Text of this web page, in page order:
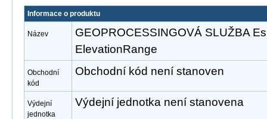
Informace o produktu
Název
GEOPROCESSINGOVÁ SLUŽBA
ElevationRange
Obchodní
kód
Obchodní kód není stanoven
Výdejní
jednotka
Výdejní jednotka není stanovena